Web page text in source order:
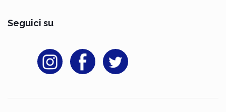
Seguici su